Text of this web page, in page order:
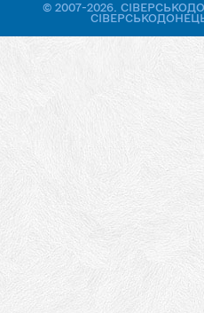
© 2007-2026.